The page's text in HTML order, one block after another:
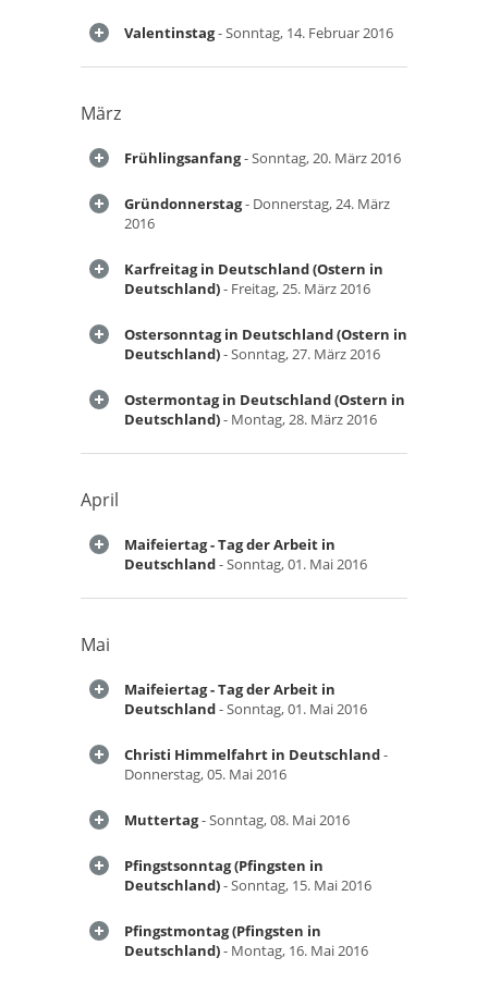
Valentinstag- Sonntag, 14. Februar 2016
März
Frühlingsanfang- Sonntag, 20. März 2016
Gründonnerstag- Donnerstag, 24. März
2016
Karfreitag in Deutschland (Ostern in
Deutschland)- Freitag, 25. März 2016
Ostersonntag in Deutschland (Ostern in
Deutschland)- Sonntag, 27. März 2016
Ostermontag in Deutschland (Ostern in
Deutschland)- Montag, 28. März 2016
April
Maifeiertag - Tag der Arbeit in
Deutschland- Sonntag, 01. Mai 2016
Mai
Maifeiertag - Tag der Arbeit in
Deutschland- Sonntag, 01. Mai 2016
Christi Himmelfahrt in Deutschland-
Donnerstag, 05. Mai 2016
Muttertag- Sonntag, 08. Mai 2016
Pfingstsonntag (Pfingsten in
Deutschland)- Sonntag, 15. Mai 2016
Pfingstmontag (Pfingsten in
Deutschland)- Montag, 16. Mai 2016